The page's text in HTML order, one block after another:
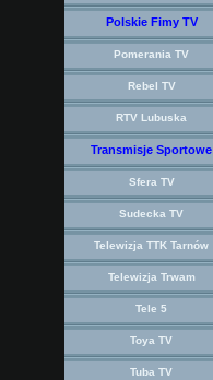
Polskie Fimy TV
Pomerania TV
Rebel TV
RTV Lubuska
Transmisje Sportowe
Sfera TV
Sudecka TV
Telewizja TTK Tarnów
Telewizja Trwam
Tele 5
Toya TV
Tuba TV